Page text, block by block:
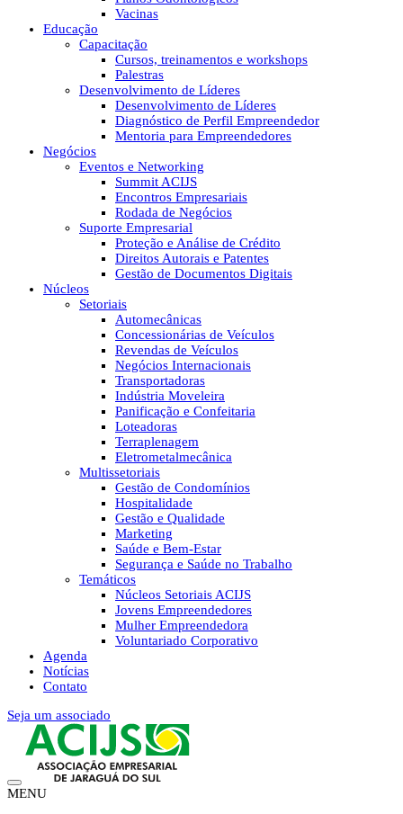
Vacinas
Educação
Capacitação
Cursos, treinamentos e workshops
Palestras
Desenvolvimento de Líderes
Desenvolvimento de Líderes
Diagnóstico de Perfil Empreendedor
Mentoria para Empreendedores
Negócios
Eventos e Networking
Summit ACIJS
Encontros Empresariais
Rodada de Negócios
Suporte Empresarial
Proteção e Análise de Crédito
Direitos Autorais e Patentes
Gestão de Documentos Digitais
Núcleos
Setoriais
Automecânicas
Concessionárias de Veículos
Revendas de Veículos
Negócios Internacionais
Transportadoras
Indústria Moveleira
Panificação e Confeitaria
Loteadoras
Terraplenagem
Eletrometalmecânica
Multissetoriais
Gestão de Condomínios
Hospitalidade
Gestão e Qualidade
Marketing
Saúde e Bem-Estar
Segurança e Saúde no Trabalho
Temáticos
Núcleos Setoriais ACIJS
Jovens Empreendedores
Mulher Empreendedora
Voluntariado Corporativo
Agenda
Notícias
Contato
Seja um associado
MENU